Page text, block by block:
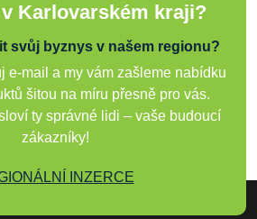
Karlovarském kraji?
svůj byznys v našem regionu?
e-mail a my vám zašleme nabídku
šitou na míru přesně pro vás.
ty správné lidi – vaše budoucí
zákazníky!
INZERCE